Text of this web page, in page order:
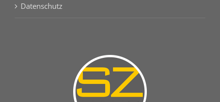
Datenschutz